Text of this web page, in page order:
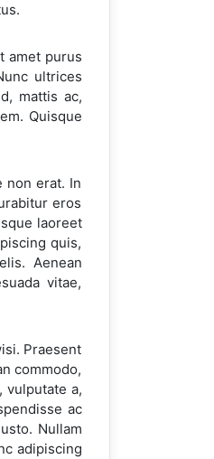
amet purus
ultrices
mattis ac,
Quisque
non erat. In
eros
laoreet
quis,
Aenean
vitae,
Praesent
commodo,
vulputate a,
ac
Nullam
adipiscing